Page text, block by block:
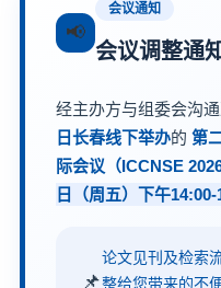
📢
会议通知
会议调整通
经主办方与组委会沟
日长春线下举办的 第
际会议（ICCNSE 2026
日（周五）下午14:00-
论文见刊及检索
整给您带来的不